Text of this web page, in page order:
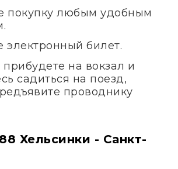
покупку любым удобным
электронный билет.
на вокзал и
садиться на поезд,
проводнику
Хельсинки - Санкт-